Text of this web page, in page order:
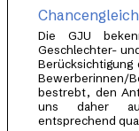
Die GJU
Geschlechter-
bestrebt, den
uns daher
entsprechend